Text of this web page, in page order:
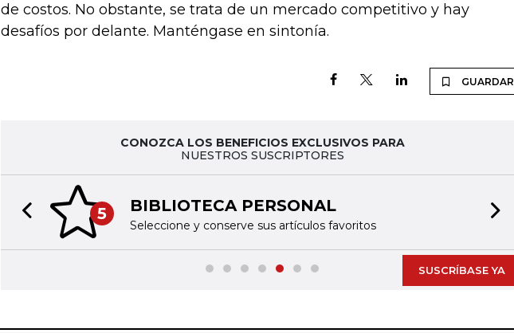
de costos. No obstante, se trata de un mercado competitivo y hay
desafíos por delante. Manténgase en sintonía.
GUARDAR
CONOZCA LOS BENEFICIOS EXCLUSIVOS PARA
NUESTROS SUSCRIPTORES
5 BIBLIOTECA PERSONAL
Seleccione y conserve sus artículos favoritos
Previous slide
SUSCRÍBASE YA